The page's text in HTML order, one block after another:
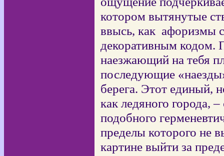
котором вытянутые
ввысь, как афоризмы
декоративным кодом.
наезжающий на тебя
последующие
берега. Этот единый,
как ледяного города,
подобного
пределы которого не
картине выйти за